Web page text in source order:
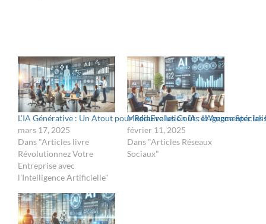
L’IA Générative : Un Atout pour Réduire les Coûts et Augmenter les
mars 17, 2025
Dans "Articles livre
Révolutionnez Votre
Entreprise avec
l’Intelligence Artificielle"
MediaEvolution IA : L’Agence
février 11, 2025
Dans "Articles Réseaux
Sociaux"